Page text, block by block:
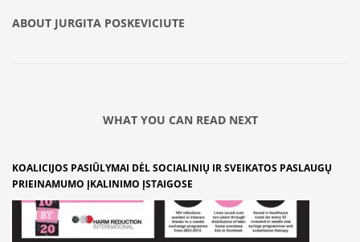
ABOUT JURGITA POSKEVICIUTE
WHAT YOU CAN READ NEXT
KOALICIJOS PASIŪLYMAI DĖL SOCIALINIŲ IR SVEIKATOS PASLAUGŲ
PRIEINAMUMO ĮKALINIMO ĮSTAIGOSE